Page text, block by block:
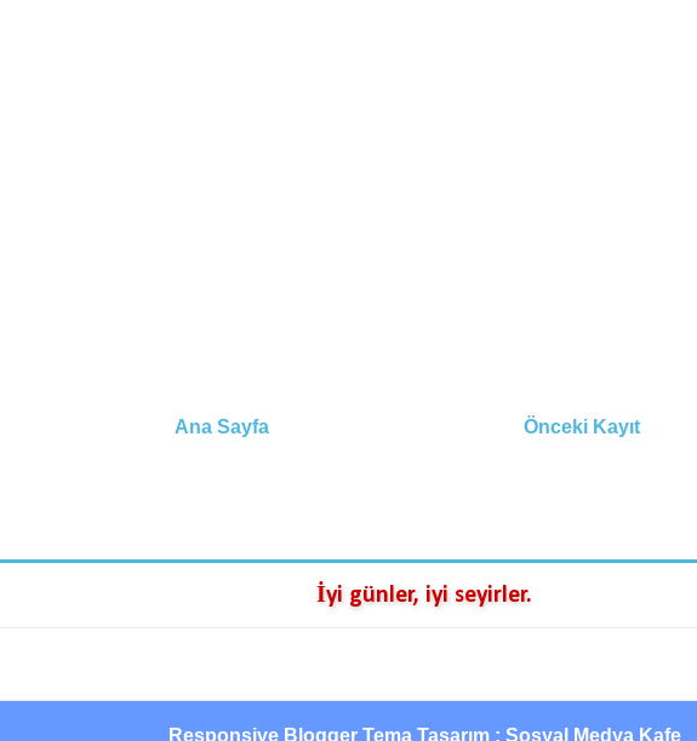
Önceki Kayıt
Ana Sayfa
İyi günler, iyi seyirler.
Responsive Blogger Tema Tasarım : Sosyal Medya Kafe